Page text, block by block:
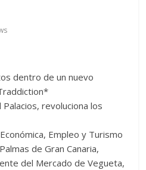
dentro de un nuevo
revoluciona los
Empleo y Turismo
de Gran Canaria,
del Mercado de Vegueta,